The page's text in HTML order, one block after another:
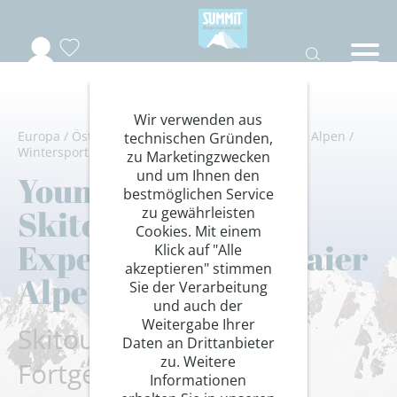
Europa / Österreich/Tiroler Oberland/Stubaier Alpen /
Wintersport
Young Summits
Young Summits:
Skitouren
Expertenkurs Stubaier
Alpen
Skitourenkurs für
Fortgeschrittene
Wir verwenden aus
technischen Gründen,
zu Marketingzwecken
und um Ihnen den
bestmöglichen Service
zu gewährleisten
Cookies. Mit einem
Klick auf "Alle
akzeptieren" stimmen
Sie der Verarbeitung
und auch der
Weitergabe Ihrer
Daten an Drittanbieter
zu. Weitere
Informationen